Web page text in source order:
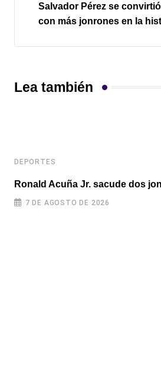
Salvador Pérez se
con más jonrones en la
Lea también
DEPORTES
Ronald Acuña Jr. sacude dos
7 DE AGOSTO DE 2026